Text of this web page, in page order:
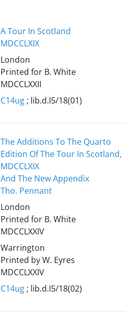
A Tour In Scotland
MDCCLXIX
London
Printed for B. White
MDCCLXXII
C14ug; lib.d.I5/18(01)
The Additions To The Quarto
Edition Of The Tour In Scotland,
MDCCLXIX
And The New Appendix
Tho. Pennant
London
Printed for B. White
MDCCLXXIV
Warrington
Printed by W. Eyres
MDCCLXXIV
C14ug; lib.d.I5/18(02)